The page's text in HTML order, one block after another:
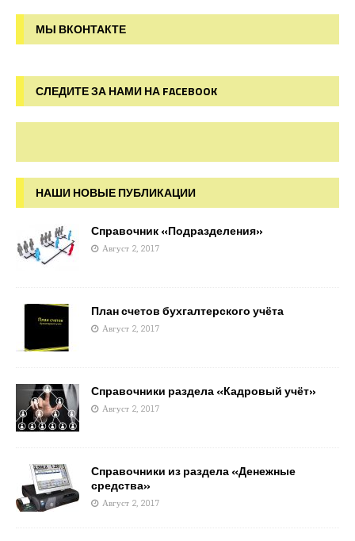
МЫ ВКОНТАКТЕ
СЛЕДИТЕ ЗА НАМИ НА FACEBOOK
НАШИ НОВЫЕ ПУБЛИКАЦИИ
Справочник «Подразделения»
Август 2, 2017
План счетов бухгалтерского учёта
Август 2, 2017
Справочники раздела «Кадровый учёт»
Август 2, 2017
Справочники из раздела «Денежные
средства»
Август 2, 2017